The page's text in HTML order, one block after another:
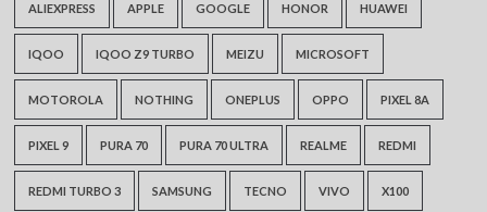
ALIEXPRESS APPLE GOOGLE HONOR HUAWEI
IQOO IQOO Z9 TURBO MEIZU MICROSOFT
MOTOROLA NOTHING ONEPLUS OPPO PIXEL 8A
PIXEL 9 PURA 70 PURA 70 ULTRA REALME REDMI
REDMI TURBO 3 SAMSUNG TECNO VIVO X100